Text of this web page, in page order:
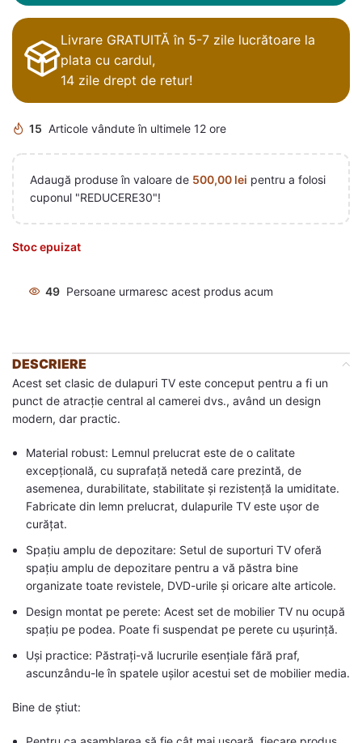
Livrare GRATUITĂ în 5-7 zile lucrătoare la
plata cu cardul,
14 zile drept de retur!
15 Articole vândute în ultimele 12 ore
Adaugă produse în valoare de 500,00 lei pentru a folosi
cuponul "REDUCERE30"!
Stoc epuizat
49 Persoane urmaresc acest produs acum
DESCRIERE
Acest set clasic de dulapuri TV este conceput pentru a fi un
punct de atracție central al camerei dvs., având un design
modern, dar practic.
Material robust: Lemnul prelucrat este de o calitate
excepțională, cu suprafață netedă care prezintă, de
asemenea, durabilitate, stabilitate și rezistență la umiditate.
Fabricate din lemn prelucrat, dulapurile TV este ușor de
curățat.
Spațiu amplu de depozitare: Setul de suporturi TV oferă
spațiu amplu de depozitare pentru a vă păstra bine
organizate toate revistele, DVD-urile și oricare alte articole.
Design montat pe perete: Acest set de mobilier TV nu ocupă
spațiu pe podea. Poate fi suspendat pe perete cu ușurință.
Uși practice: Păstrați-vă lucrurile esențiale fără praf,
ascunzându-le în spatele ușilor acestui set de mobilier media.
Bine de știut: